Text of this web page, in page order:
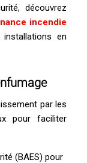
découvrez
incendie
en
par les
pour faciliter
(BAES) pour